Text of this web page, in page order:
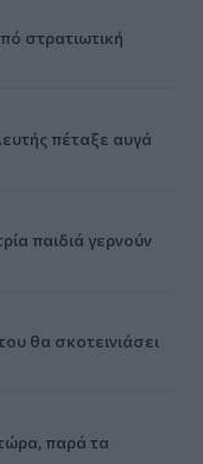
στρατιωτική
πέταξε αυγά
παιδιά γερνούν
θα σκοτεινιάσει
παρά τα